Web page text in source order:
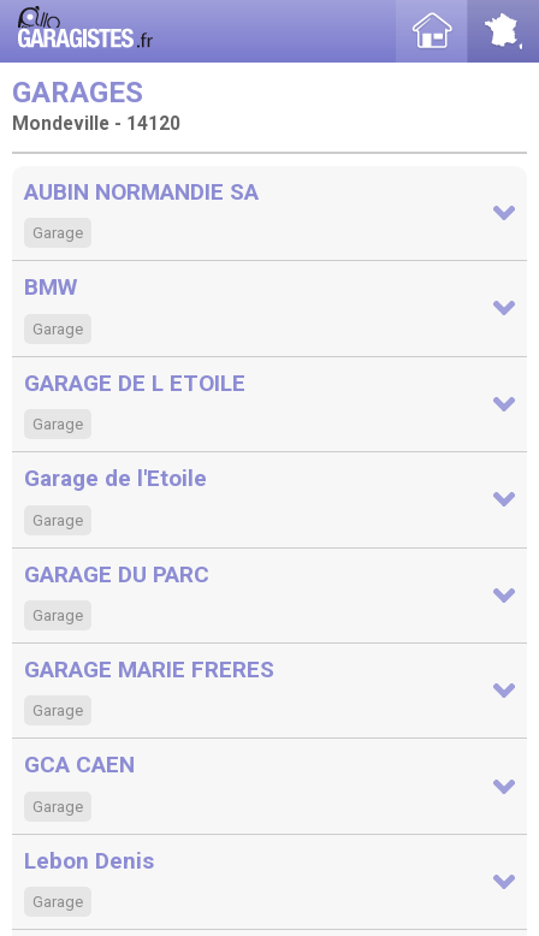
GARAGES
Mondeville - 14120
AUBIN NORMANDIE SA
Garage
BMW
Garage
GARAGE DE L ETOILE
Garage
Garage de l'Etoile
Garage
GARAGE DU PARC
Garage
GARAGE MARIE FRERES
Garage
GCA CAEN
Garage
Lebon Denis
Garage